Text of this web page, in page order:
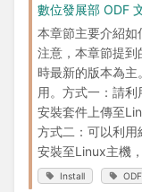
數位發展部 ODF
本章節主要介紹
注意，本章節提
時最新的版本為主
用。方式一：請
安裝套件上傳至
方式二：可以利用
安裝至Linux主機
Install ODF